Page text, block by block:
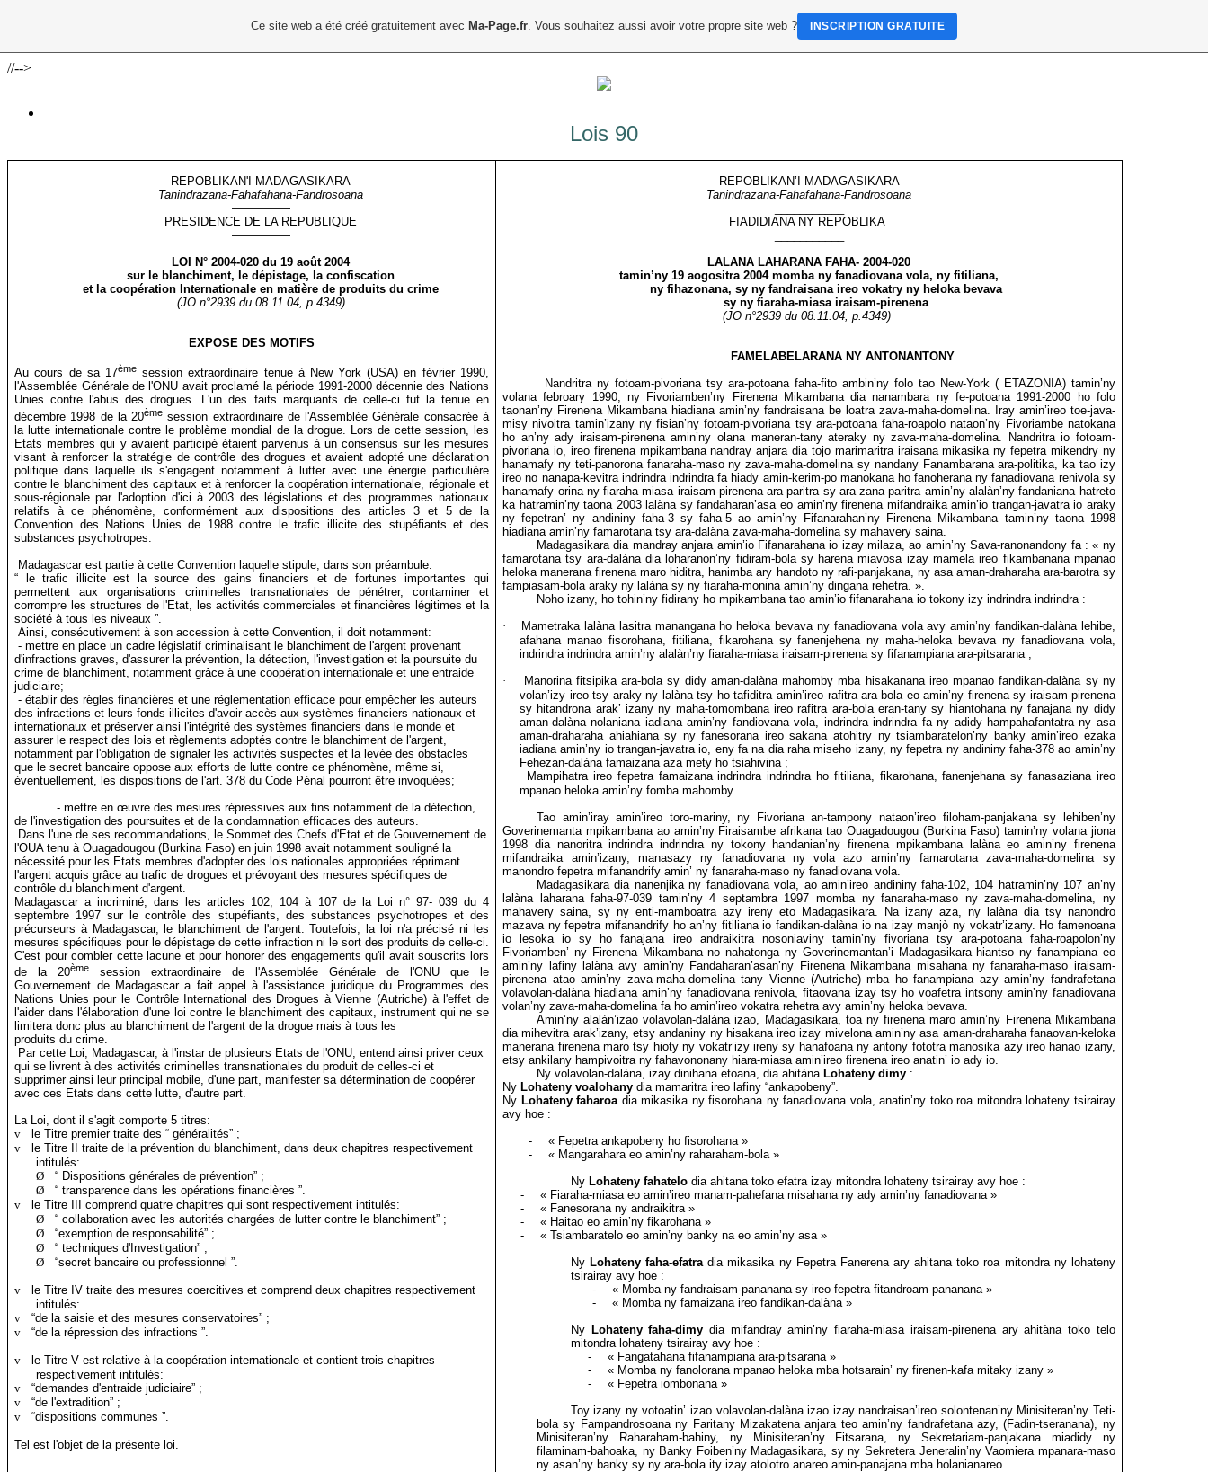
//-->
Lois 90
REPOBLIKAN'I MADAGASIKARA
Tanindrazana-Fahafahana-Fandrosoana
—————
PRESIDENCE DE LA REPUBLIQUE
—————
LOI
N° 2004-020 du19 août 2004
sur le blanchiment, le dépistage, la confiscation
et la coopération Internationale en matière de produits du crime
(JO n°2939 du 08.11.04, p.4349)
EXPOSE DES MOTIFS
Au cours de sa 17ème session extraordinaire tenue à New York (USA) en février 1990,
l'Assemblée Générale de l'ONU avait proclamé la période 1991-2000 décennie des Nations
Unies contre l'abus des drogues. L'un des faits marquants de celle-ci fut la tenue en
décembre 1998 de la 20ème session extraordinaire de l'Assemblée Générale consacrée à
la lutte internationale contre le problème mondial de la drogue. Lors de cette session, les
Etats membres qui y avaient participé étaient parvenus à un consensus sur les mesures
visant à renforcer la stratégie de contrôle des drogues et avaient adopté une déclaration
politique dans laquelle ils s'engagent notamment à lutter avec une énergie particulière
contre le blanchiment des capitaux et à renforcer la coopération internationale, régionale et
sous-régionale par l'adoption d'ici à 2003 des législations et des programmes nationaux
relatifs à ce phénomène, conformément aux dispositions des articles 3 et 5 de la
Convention des Nations Unies de 1988 contre le trafic illicite des stupéfiants et des
substances psychotropes.
Madagascar est partie à cette Convention laquelle stipule, dans son préambule:
“ le trafic illicite est la source des gains financiers et de fortunes importantes qui
permettent aux organisations criminelles transnationales de pénétrer, contaminer et
corrompre les structures de l'Etat, les activités commerciales et financières légitimes et la
société à tous les niveaux ”.
Ainsi, consécutivement à son accession à cette Convention, il doit notamment:
- mettre en place un cadre législatif criminalisant le blanchiment de l'argent provenant
d'infractions graves, d'assurer la prévention, la détection, l'investigation et la poursuite du
crime de blanchiment, notamment grâce à une coopération internationale et une entraide
judiciaire;
- établir des règles financières et une réglementation efficace pour empêcher les auteurs
des infractions et leurs fonds illicites d'avoir accès aux systèmes financiers nationaux et
internationaux et préserver ainsi l'intégrité des systèmes financiers dans le monde et
assurer le respect des lois et règlements adoptés contre le blanchiment de l'argent,
notamment par l'obligation de signaler les activités suspectes et la levée des obstacles
que le secret bancaire oppose aux efforts de lutte contre ce phénomène, même si,
éventuellement, les dispositions de l'art. 378 du Code Pénal pourront être invoquées;
- mettre en œuvre des mesures répressives aux fins notamment de la détection,
de l'investigation des poursuites et de la condamnation efficaces des auteurs.
Dans l'une de ses recommandations, le Sommet des Chefs d'Etat et de Gouvernement de
l'OUA tenu à Ouagadougou (Burkina Faso) en juin 1998 avait notamment souligné la
nécessité pour les Etats membres d'adopter des lois nationales appropriées réprimant
l'argent acquis grâce au trafic de drogues et prévoyant des mesures spécifiques de
contrôle du blanchiment d'argent.
Madagascar a incriminé, dans les articles 102, 104 à 107 de la Loi n° 97- 039 du 4
septembre 1997 sur le contrôle des stupéfiants, des substances psychotropes et des
précurseurs à Madagascar, le blanchiment de l'argent. Toutefois, la loi n'a précisé ni les
mesures spécifiques pour le dépistage de cette infraction ni le sort des produits de celle-ci.
C'est pour combler cette lacune et pour honorer des engagements qu'il avait souscrits lors
de la 20ème
session extraordinaire de l'Assemblée Générale de l'ONU que le
Gouvernement de Madagascar a fait appel à l'assistance juridique du Programmes des
Nations Unies pour le Contrôle International des Drogues à Vienne (Autriche) à l'effet de
l'aider dans l'élaboration d'une loi contre le blanchiment des capitaux, instrument qui ne se
limitera donc plus au blanchiment de l'argent de la drogue mais à tous les
produits du crime.
Par cette Loi, Madagascar, à l'instar de plusieurs Etats de l'ONU, entend ainsi priver ceux
qui se livrent à des activités criminelles transnationales du produit de celles-ci et
supprimer ainsi leur principal mobile, d'une part, manifester sa détermination de coopérer
avec ces Etats dans cette lutte, d'autre part.
La Loi, dont il s'agit comporte 5 titres:
v
le Titre premier traite des “ généralités” ;
v
le Titre II traite de la prévention du blanchiment, dans deux chapitres respectivement
intitulés:
Ø
“ Dispositions générales de prévention” ;
Ø
“ transparence dans les opérations financières ”.
v
le Titre III comprend quatre chapitres qui sont respectivement intitulés:
Ø
“ collaboration avec les autorités chargées de lutter contre le blanchiment” ;
Ø
“exemption de responsabilité” ;
Ø
“ techniques d'Investigation” ;
Ø
“secret bancaire ou professionnel ”.
v
le Titre IV traite des mesures coercitives et comprend deux chapitres respectivement
intitulés:
v
“de la saisie et des mesures conservatoires” ;
v
“de la répression des infractions ”.
v
le Titre V est relative à la coopération internationale et contient trois chapitres
respectivement intitulés:
v
“demandes d'entraide judiciaire” ;
v
“de l'extradition” ;
v
“dispositions communes ”.
Tel est l'objet de la présente loi.
REPOBLIKAN’I MADAGASIKARA
Tanindrazana-Fahafahana-Fandrosoana
FIADIDIANA NY REPOBLIKA
LALANA LAHARANA FAHA- 2004-020
tamin’ny 19 aogositra 2004 momba ny fanadiovana vola, ny fitiliana,
ny fihazonana, sy ny fandraisana ireo vokatry ny heloka bevava
sy ny fiaraha-miasa iraisam-pirenena
(JO n°2939 du 08.11.04, p.4349)
FAMELABELARANA NY ANTONANTONY
Nandritra ny fotoam-pivoriana tsy ara-potoana faha-fito ambin’ny folo tao New-York ( ETAZONIA) tamin’ny
volana febroary 1990, ny Fivoriamben’ny Firenena Mikambana dia nanambara ny fe-potoana 1991-2000 ho folo
taonan’ny Firenena Mikambana hiadiana amin’ny fandraisana be loatra zava-maha-domelina. Iray amin’ireo toe-java-
misy nivoitra tamin’izany ny fisian’ny fotoam-pivoriana tsy ara-potoana faha-roapolo nataon’ny Fivoriambe natokana
ho an’ny ady iraisam-pirenena amin’ny olana maneran-tany ateraky ny zava-maha-domelina. Nandritra io fotoam-
pivoriana io, ireo firenena mpikambana nandray anjara dia tojo marimaritra iraisana mikasika ny fepetra mikendry ny
hanamafy ny teti-panorona fanaraha-maso ny zava-maha-domelina sy nandany Fanambarana ara-politika, ka tao izy
ireo no nanapa-kevitra indrindra indrindra fa hiady amin-kerim-po manokana ho fanoherana ny fanadiovana renivola sy
hanamafy orina ny fiaraha-miasa iraisam-pirenena ara-paritra sy ara-zana-paritra amin’ny alalàn’ny fandaniana hatreto
ka hatramin’ny taona 2003 lalàna sy fandaharan’asa eo amin’ny firenena mifandraika amin’io trangan-javatra io araky
ny fepetran’ ny andininy faha-3 sy faha-5 ao amin’ny Fifanarahan’ny Firenena Mikambana tamin’ny taona 1998
hiadiana amin’ny famarotana tsy ara-dalàna zava-maha-domelina sy mahavery saina.
Madagasikara dia mandray anjara amin’io Fifanarahana io izay milaza, ao amin’ny Sava-ranonandony fa : « ny
famarotana tsy ara-dalàna dia loharanon’ny fidiram-bola sy harena miavosa izay mamela ireo fikambanana mpanao
heloka manerana firenena maro hiditra, hanimba ary handoto ny rafi-panjakana, ny asa aman-draharaha ara-barotra sy
fampiasam-bola araky ny lalàna sy ny fiaraha-monina amin’ny dingana rehetra. ».
Noho izany, ho tohin’ny fidirany ho mpikambana tao amin’io fifanarahana io tokony izy indrindra indrindra :
·
Mametraka lalàna lasitra manangana ho heloka bevava ny fanadiovana vola avy amin’ny fandikan-dalàna lehibe,
afahana manao fisorohana, fitiliana, fikarohana sy fanenjehena ny maha-heloka bevava ny fanadiovana vola,
indrindra indrindra amin’ny alalàn’ny fiaraha-miasa iraisam-pirenena sy fifanampiana ara-pitsarana ;
·
Manorina fitsipika ara-bola sy didy aman-dalàna mahomby mba hisakanana ireo mpanao fandikan-dalàna sy ny
volan’izy ireo tsy araky ny lalàna tsy ho tafiditra amin’ireo rafitra ara-bola eo amin’ny firenena sy iraisam-pirenena
sy hitandrona arak’ izany ny maha-tomombana ireo rafitra ara-bola eran-tany sy hiantohana ny fanajana ny didy
aman-dalàna nolaniana iadiana amin’ny fandiovana vola, indrindra indrindra fa ny adidy hampahafantatra ny asa
aman-draharaha ahiahiana sy ny fanesorana ireo sakana atohitry ny tsiambaratelon’ny banky amin’ireo ezaka
iadiana amin’ny io trangan-javatra io, eny fa na dia raha miseho izany, ny fepetra ny andininy faha-378 ao amin’ny
Fehezan-dalàna famaizana aza mety ho tsiahivina ;
·
Mampihatra ireo fepetra famaizana indrindra indrindra ho fitiliana, fikarohana, fanenjehana sy fanasaziana ireo
mpanao heloka amin’ny fomba mahomby.
Tao amin’iray amin’ireo toro-mariny, ny Fivoriana an-tampony nataon’ireo filoham-panjakana sy lehiben’ny
Goverinemanta mpikambana ao amin’ny Firaisambe afrikana tao Ouagadougou (Burkina Faso) tamin’ny volana jiona
1998 dia nanoritra indrindra indrindra ny tokony handanian’ny firenena mpikambana lalàna eo amin’ny firenena
mifandraika amin’izany, manasazy ny fanadiovana ny vola azo amin’ny famarotana zava-maha-domelina sy
manondro fepetra mifanandrify amin’ ny fanaraha-maso ny fanadiovana vola.
Madagasikara dia nanenjika ny fanadiovana vola, ao amin’ireo andininy faha-102, 104 hatramin’ny 107 an’ny
lalàna laharana faha-97-039 tamin’ny 4 septambra 1997 momba ny fanaraha-maso ny zava-maha-domelina, ny
mahavery saina, sy ny enti-mamboatra azy ireny eto Madagasikara. Na izany aza, ny lalàna dia tsy nanondro
mazava ny fepetra mifanandrify ho an’ny fitiliana io fandikan-dalàna io na izay manjò ny vokatr’izany. Ho famenoana
io lesoka io sy ho fanajana
ireo andraikitra nosoniaviny tamin’ny
fivoriana tsy ara-potoana faha-roapolon’ny
Fivoriamben’ ny Firenena Mikambana no nahatonga ny Goverinemantan’i Madagasikara hiantso ny fanampiana eo
amin’ny lafiny lalàna avy amin’ny Fandaharan’asan’ny Firenena Mikambana misahana ny fanaraha-maso iraisam-
pirenena atao amin’ny zava-maha-domelina tany Vienne (Autriche) mba ho fanampiana azy amin’ny fandrafetana
volavolan-dalàna hiadiana amin’ny fanadiovana renivola, fitaovana izay tsy ho voafetra intsony amin’ny fanadiovana
volan’ny zava-maha-domelina fa ho amin’ireo vokatra rehetra avy amin’ny heloka bevava.
Amin’ny alalàn’izao volavolan-dalàna izao, Madagasikara, toa ny firenena maro amin’ny Firenena Mikambana
dia mihevitra arak’izany, etsy andaniny ny hisakana ireo izay mivelona amin’ny asa aman-draharaha fanaovan-keloka
manerana firenena maro tsy hioty ny vokatr’izy ireny sy hanafoana ny antony fototra manosika azy ireo hanao izany,
etsy ankilany hampivoitra ny fahavononany hiara-miasa amin’ireo firenena ireo anatin’ io ady io.
Ny volavolan-dalàna, izay dinihana etoana, dia ahitàna Lohateny dimy:
Ny Lohateny voalohany dia mamaritra ireo lafiny “ankapobeny”.
Ny Lohateny faharoadia mikasika ny fisorohana ny fanadiovana vola, anatin’ny toko roa mitondra lohateny tsirairay
avy hoe :
-
« Fepetra ankapobeny ho fisorohana »
-
« Mangarahara eo amin’ny raharaham-bola »
Ny Lohateny fahatelodia ahitana toko efatra izay mitondra lohateny tsirairay avy hoe :
-
« Fiaraha-miasa eo amin’ireo manam-pahefana misahana ny ady amin’ny fanadiovana »
-
« Fanesorana ny andraikitra »
-
« Haitao eo amin’ny fikarohana »
-
« Tsiambaratelo eo amin’ny banky na eo amin’ny asa »
Ny Lohateny faha-efatradia mikasika ny Fepetra Fanerena ary ahitana toko roa mitondra ny lohateny
tsirairay avy hoe :
-
« Momba ny fandraisam-pananana sy ireo fepetra fitandroam-pananana »
-
« Momba ny famaizana ireo fandikan-dalàna »
Ny Lohateny faha-dimy dia mifandray amin’ny fiaraha-miasa iraisam-pirenena ary ahitàna toko telo
mitondra lohateny tsirairay avy hoe :
-
« Fangatahana fifanampiana ara-pitsarana »
-
« Momba ny fanolorana mpanao heloka mba hotsarain’ ny firenen-kafa mitaky izany »
-
« Fepetra iombonana »
Toy izany ny votoatin’ izao volavolan-dalàna izao izay nandraisan’ireo solontenan’ny Minisiteran’ny Teti-
bola sy Fampandrosoana ny Faritany Mizakatena anjara teo amin’ny fandrafetana azy, (Fadin-tseranana), ny
Minisiteran’ny Raharaham-bahiny, ny Minisiteran’ny Fitsarana, ny Sekretariam-panjakana miadidy ny
filaminam-bahoaka, ny Banky Foiben’ny Madagasikara, sy ny Sekretera Jeneralin’ny Vaomiera mpanara-maso
ny asan’ny banky sy ny ara-bola ity izay atolotro anareo amin-panajana mba holanianareo.
Ce site web a été créé gratuitement avec Ma-Page.fr. Vous souhaitez aussi avoir votre propre site web ? INSCRIPTION GRATUITE